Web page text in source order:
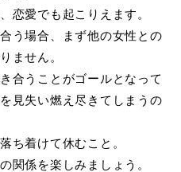
恋愛でも起こりえます。
う場合、まず他の女性との
ません。
合うことがゴールとなって
見失い燃え尽きてしまうの
ち着けて休むこと。
関係を楽しみましょう。